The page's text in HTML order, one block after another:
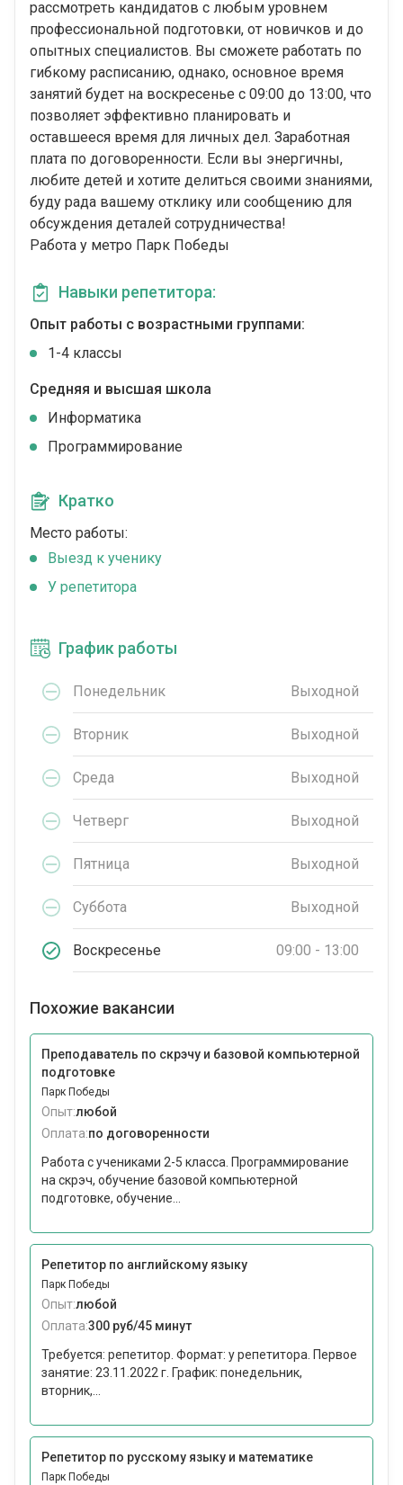
рассмотреть кандидатов с любым уровнем
профессиональной подготовки, от новичков и до
опытных специалистов. Вы сможете работать по
гибкому расписанию, однако, основное время
занятий будет на воскресенье с 09:00 до 13:00, что
позволяет эффективно планировать и
оставшееся время для личных дел. Заработная
плата по договоренности. Если вы энергичны,
любите детей и хотите делиться своими знаниями,
буду рада вашему отклику или сообщению для
обсуждения деталей сотрудничества!
Работа у метро Парк Победы
Навыки репетитора:
Опыт работы с возрастными группами:
1-4 классы
Средняя и высшая школа
Информатика
Программирование
Кратко
Место работы:
Выезд к ученику
У репетитора
График работы
Понедельник Выходной
Вторник Выходной
Среда Выходной
Четверг Выходной
Пятница Выходной
Суббота Выходной
Воскресенье 09:00 - 13:00
Похожие вакансии
Преподаватель по скрэчу и базовой компьютерной
подготовке
Парк Победы
Опыт:любой
Оплата:по договоренности
Работа с учениками 2-5 класса. Программирование
на скрэч, обучение базовой компьютерной
подготовке, обучение...
Репетитор по английскому языку
Парк Победы
Опыт:любой
Оплата:300 руб/45 минут
Требуется: репетитор. Формат: у репетитора. Первое
занятие: 23.11.2022 г. График: понедельник,
вторник,...
Репетитор по русскому языку и математике
Парк Победы